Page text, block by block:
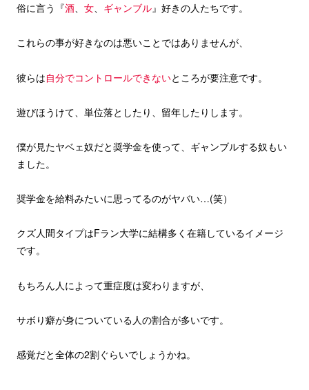
俗に言う『酒、 女、 ギャンブル』好きの人たちです。
これらの事が好きなのは悪いことではありませんが、
彼らは自分でコントロールできないところが要注意です。
遊びほうけて、単位落としたり、留年したりします。
僕が見たヤベェ奴だと奨学金を使って、ギャンブルする奴もい
ました。
奨学金を給料みたいに思ってるのがヤバい…(笑）
クズ人間タイプはFラン大学に結構多く在籍しているイメージ
です。
もちろん人によって重症度は変わりますが、
サボり癖が身についている人の割合が多いです。
感覚だと全体の2割ぐらいでしょうかね。